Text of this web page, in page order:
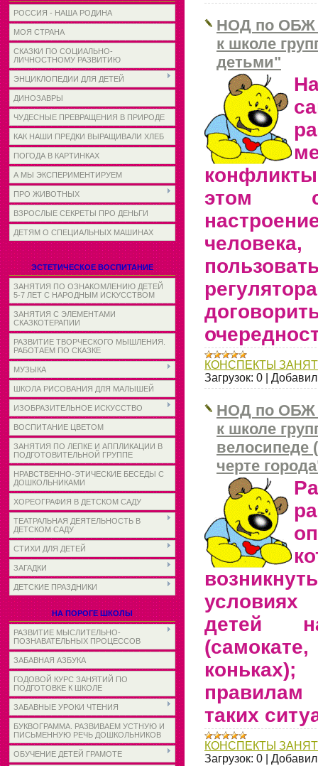
РОССИЯ - НАША РОДИНА
МОЯ СТРАНА
СКАЗКИ ПО СОЦИАЛЬНО-
ЛИЧНОСТНОМУ РАЗВИТИЮ
ЭНЦИКЛОПЕДИИ ДЛЯ ДЕТЕЙ
ДИНОЗАВРЫ
ЧУДЕСНЫЕ ПРЕВРАЩЕНИЯ В ПРИРОДЕ
КАК НАШИ ПРЕДКИ ВЫРАЩИВАЛИ ХЛЕБ
ПОГОДА В КАРТИНКАХ
А МЫ ЭКСПЕРИМЕНТИРУЕМ
ПРО ЖИВОТНЫХ
ВЗРОСЛЫЕ СЕКРЕТЫ ПРО ДЕНЬГИ
ДЕТЯМ О СПЕЦИАЛЬНЫХ МАШИНАХ
ЭСТЕТИЧЕСКОЕ ВОСПИТАНИЕ
ЗАНЯТИЯ ПО ОЗНАКОМЛЕНИЮ ДЕТЕЙ
5-7 ЛЕТ С НАРОДНЫМ ИСКУССТВОМ
ЗАНЯТИЯ С ЭЛЕМЕНТАМИ
СКАЗКОТЕРАПИИ
РАЗВИТИЕ ТВОРЧЕСКОГО МЫШЛЕНИЯ.
РАБОТАЕМ ПО СКАЗКЕ
МУЗЫКА
ШКОЛА РИСОВАНИЯ ДЛЯ МАЛЫШЕЙ
ИЗОБРАЗИТЕЛЬНОЕ ИСКУССТВО
ВОСПИТАНИЕ ЦВЕТОМ
ЗАНЯТИЯ ПО ЛЕПКЕ И АППЛИКАЦИИ В
ПОДГОТОВИТЕЛЬНОЙ ГРУППЕ
НРАВСТВЕННО-ЭТИЧЕСКИЕ БЕСЕДЫ С
ДОШКОЛЬНИКАМИ
ХОРЕОГРАФИЯ В ДЕТСКОМ САДУ
ТЕАТРАЛЬНАЯ ДЕЯТЕЛЬНОСТЬ В
ДЕТСКОМ САДУ
СТИХИ ДЛЯ ДЕТЕЙ
ЗАГАДКИ
ДЕТСКИЕ ПРАЗДНИКИ
НА ПОРОГЕ ШКОЛЫ
РАЗВИТИЕ МЫСЛИТЕЛЬНО-
ПОЗНАВАТЕЛЬНЫХ ПРОЦЕССОВ
ЗАБАВНАЯ АЗБУКА
ГОДОВОЙ КУРС ЗАНЯТИЙ ПО
ПОДГОТОВКЕ К ШКОЛЕ
ЗАБАВНЫЕ УРОКИ ЧТЕНИЯ
БУКВОГРАММА. РАЗВИВАЕМ УСТНУЮ И
ПИСЬМЕННУЮ РЕЧЬ ДОШКОЛЬНИКОВ
ОБУЧЕНИЕ ДЕТЕЙ ГРАМОТЕ
НОД по ОБЖ
к школе
детьми"
этом
КОНСПЕКТЫ
Загрузок: 0
НОД по ОБЖ
к школе
велосипеде
черте
детей
таких
КОНСПЕКТЫ
Загрузок: 0